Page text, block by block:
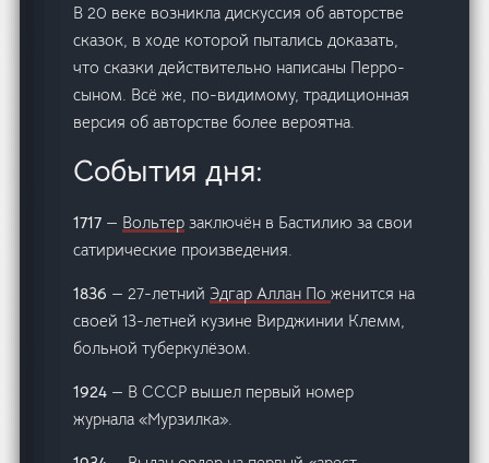
В 20 веке возникла дискуссия об авторстве
сказок, в ходе которой пытались доказать,
что сказки действительно написаны Перро-
сыном. Всё же, по-видимому, традиционная
версия об авторстве более вероятна.
События дня:
1717 — Вольтер заключён в Бастилию за свои
сатирические произведения.
1836 — 27-летний Эдгар Аллан Поженится на
своей 13-летней кузине Вирджинии Клемм,
больной туберкулёзом.
1924 — В СССР вышел первый номер
журнала «Мурзилка».